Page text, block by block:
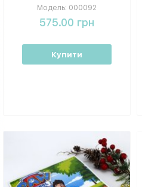
Модель: 000092
575.00 грн
Купити